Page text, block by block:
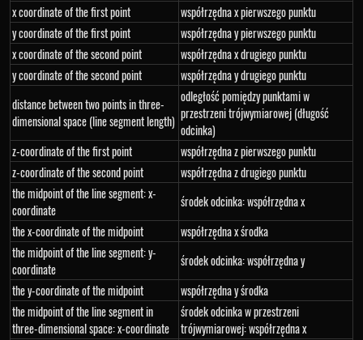
x coordinate of the first point
współrzędna x pierwszego punktu
y coordinate of the first point
współrzędna y pierwszego punktu
x coordinate of the second point
współrzędna x drugiego punktu
y coordinate of the second point
współrzędna y drugiego punktu
distance between two points in three-
dimensional space (line segment length)
odległość pomiędzy punktami w
przestrzeni trójwymiarowej (długość
odcinka)
z-coordinate of the first point
współrzędna z pierwszego punktu
z-coordinate of the second point
współrzędna z drugiego punktu
the midpoint of the line segment: x-
coordinate
środek odcinka: współrzędna x
the x-coordinate of the midpoint
współrzędna x środka
the midpoint of the line segment: y-
coordinate
środek odcinka: współrzędna y
the y-coordinate of the midpoint
współrzędna y środka
the midpoint of the line segment in
three-dimensional space: x-coordinate
środek odcinka w przestrzeni
trójwymiarowej: współrzędna x